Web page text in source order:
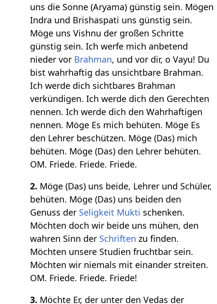
uns die Sonne (Aryama) günstig sein. Mögen
Indra und Brishaspati uns günstig sein.
Möge uns Vishnu der großen Schritte
günstig sein. Ich werfe mich anbetend
nieder vor Brahman, und vor dir, o Vayu! Du
bist wahrhaftig das unsichtbare Brahman.
Ich werde dich sichtbares Brahman
verkündigen. Ich werde dich den Gerechten
nennen. Ich werde dich den Wahrhaftigen
nennen. Möge Es mich behüten. Möge Es
den Lehrer beschützen. Möge (Das) mich
behüten. Möge (Das) den Lehrer behüten.
OM. Friede. Friede. Friede.
2. Möge (Das) uns beide, Lehrer und Schüler,
behüten. Möge (Das) uns beiden den
Genuss der Seligkeit Mukti schenken.
Möchten doch wir beide uns mühen, den
wahren Sinn der Schriften zu finden.
Möchten unsere Studien fruchtbar sein.
Möchten wir niemals mit einander streiten.
OM. Friede. Friede. Friede!
3. Möchte Er, der unter den Vedas der